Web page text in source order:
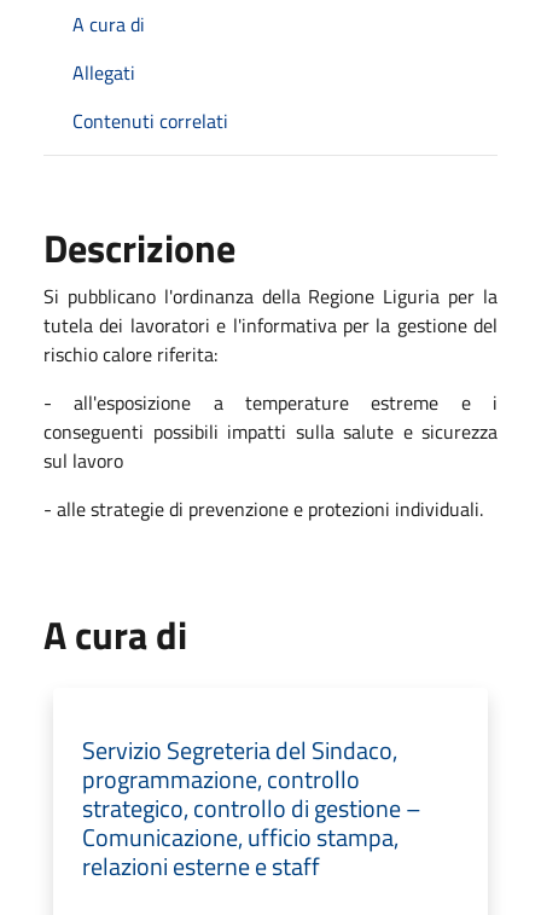
A cura di
Allegati
Contenuti correlati
Descrizione
Si pubblicano l'ordinanza della Regione Liguria per la
tutela dei lavoratori e l'informativa per la gestione del
rischio calore riferita:
- all'esposizione a temperature estreme e i
conseguenti possibili impatti sulla salute e sicurezza
sul lavoro
- alle strategie di prevenzione e protezioni individuali.
A cura di
Servizio Segreteria del Sindaco,
programmazione, controllo
strategico, controllo di gestione –
Comunicazione, ufficio stampa,
relazioni esterne e staff